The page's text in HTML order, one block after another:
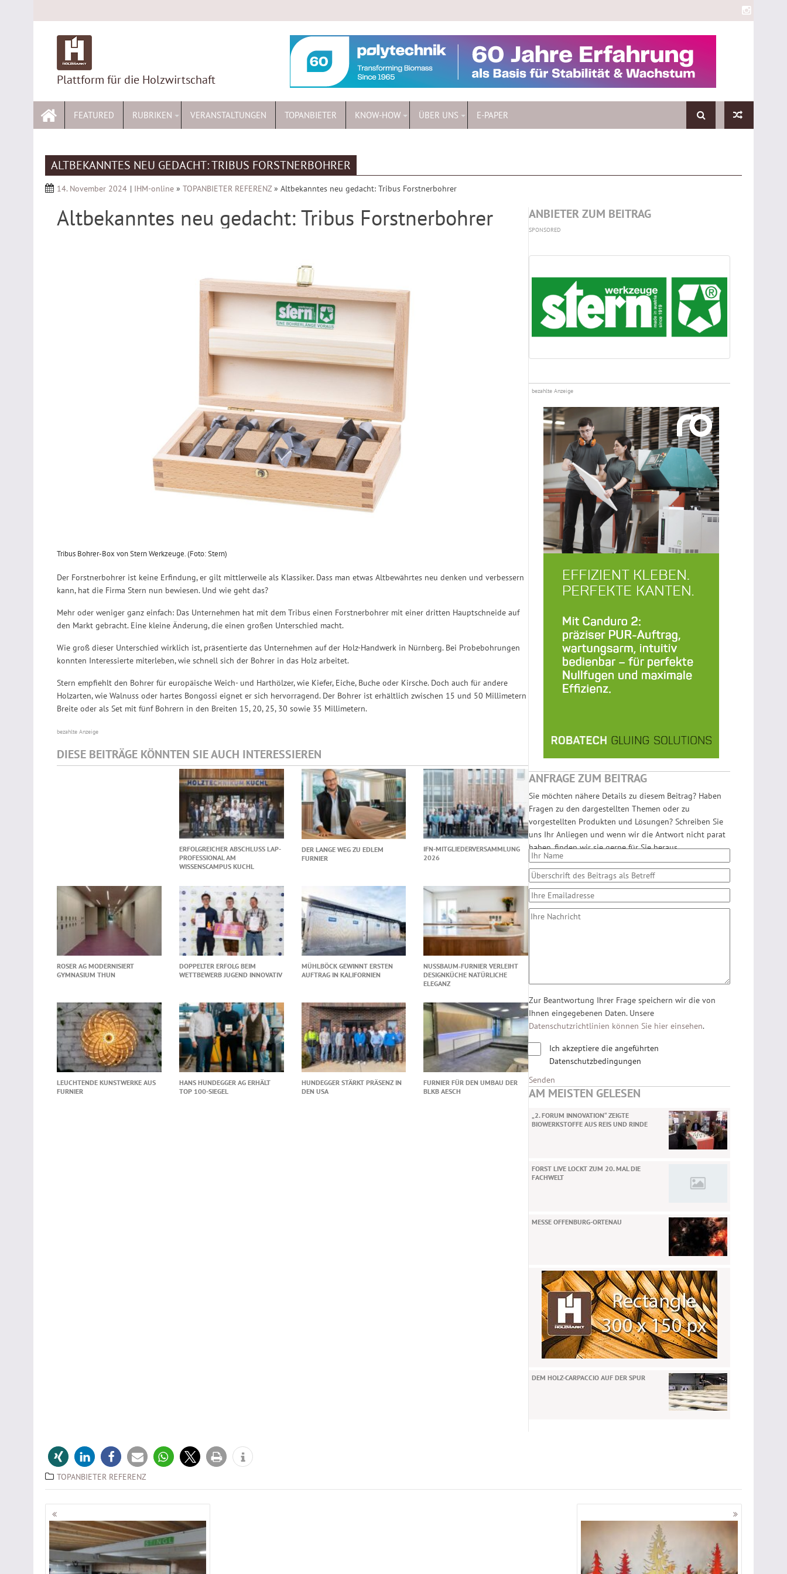
to
Plattform für die Holzwirtschaft
FEATURED RUBRIKEN VERANSTALTUNGEN TOPANBIETER KNOW-HOW ÜBER UNS E-PAPER
ALTBEKANNTES NEU GEDACHT: TRIBUS FORSTNERBOHRER
14. November 2024 | IHM-online » TOPANBIETER REFERENZ » Altbekanntes neu gedacht: Tribus Forstnerbohrer
Altbekanntes neu gedacht: Tribus Forstnerbohrer
Tribus Bohrer-Box von Stern Werkzeuge. (Foto: Stern)
Der Forstnerbohrer ist keine Erfindung, er gilt mittlerweile als Klassiker. Dass man etwas Altbewährtes neu denken und verbessern
kann, hat die Firma Stern nun bewiesen. Und wie geht das?
Mehr oder weniger ganz einfach: Das Unternehmen hat mit dem Tribus einen Forstnerbohrer mit einer dritten Hauptschneide auf
den Markt gebracht. Eine kleine Änderung, die einen großen Unterschied macht.
Wie groß dieser Unterschied wirklich ist, präsentierte das Unternehmen auf der Holz-Handwerk in Nürnberg. Bei Probebohrungen
konnten Interessierte miterleben, wie schnell sich der Bohrer in das Holz arbeitet.
Stern empfiehlt den Bohrer für europäische Weich- und Harthölzer, wie Kiefer, Eiche, Buche oder Kirsche. Doch auch für andere
Holzarten, wie Walnuss oder hartes Bongossi eignet er sich hervorragend. Der Bohrer ist erhältlich zwischen 15 und 50 Millimetern
Breite oder als Set mit fünf Bohrern in den Breiten 15, 20, 25, 30 sowie 35 Millimetern.
bezahlte Anzeige
DIESE BEITRÄGE KÖNNTEN SIE AUCH INTERESSIEREN
ERFOLGREICHER ABSCHLUSS LAP-
PROFESSIONAL AM
WISSENSCAMPUS KUCHL
DER LANGE WEG ZU EDLEM
FURNIER
IFN-MITGLIEDERVERSAMMLUNG
2026
ROSER AG MODERNISIERT
GYMNASIUM THUN
DOPPELTER ERFOLG BEIM
WETTBEWERB JUGEND INNOVATIV
MÜHLBÖCK GEWINNT ERSTEN
AUFTRAG IN KALIFORNIEN
NUSSBAUM‑FURNIER VERLEIHT
DESIGNKÜCHE NATÜRLICHE
ELEGANZ
LEUCHTENDE KUNSTWERKE AUS
FURNIER
HANS HUNDEGGER AG ERHÄLT
TOP 100-SIEGEL
HUNDEGGER STÄRKT PRÄSENZ IN
DEN USA
FURNIER FÜR DEN UMBAU DER
BLKB AESCH
ANBIETER ZUM BEITRAG
SPONSORED
bezahlte Anzeige
ANFRAGE ZUM BEITRAG
Sie möchten nähere Details zu diesem Beitrag? Haben
Fragen zu den dargestellten Themen oder zu
vorgestellten Produkten und Lösungen? Schreiben Sie
uns Ihr Anliegen und wenn wir die Antwort nicht parat
haben, finden wir sie gerne für Sie heraus.
Zur Beantwortung Ihrer Frage speichern wir die von
Ihnen eingegebenen Daten. Unsere
Datenschutzrichtlinien können Sie hier einsehen.
Ich akzeptiere die angeführten
Datenschutzbedingungen
Senden
AM MEISTEN GELESEN
„2. FORUM INNOVATION“ ZEIGTE
BIOWERKSTOFFE AUS REIS UND RINDE
FORST LIVE LOCKT ZUM 20. MAL DIE
FACHWELT
MESSE OFFENBURG-ORTENAU
DEM HOLZ-CARPACCIO AUF DER SPUR
TOPANBIETER REFERENZ
Beitragsnavigation